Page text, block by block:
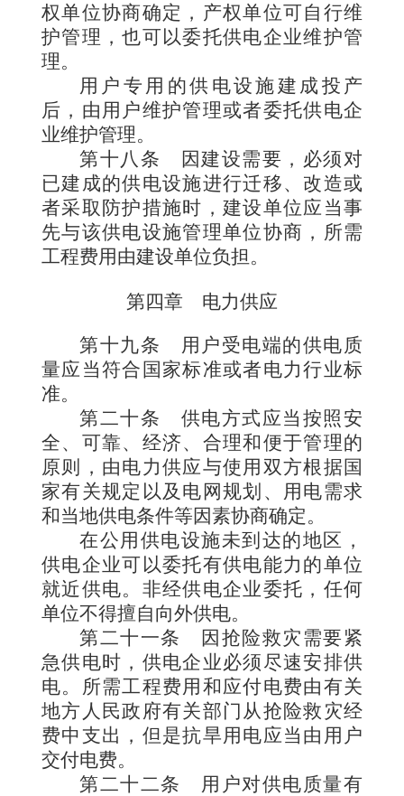
权单位协商确定，产权单位可自行维
护管理，也可以委托供电企业维护管
理。
用户专用的供电设施建成投产
后，由用户维护管理或者委托供电企
业维护管理。
第十八条
因建设需要，必须对
已建成的供电设施进行迁移、改造或
者采取防护措施时，建设单位应当事
先与该供电设施管理单位协商，所需
工程费用由建设单位负担。
第四章 电力供应
第十九条 用户受电端的供电质
量应当符合国家标准或者电力行业标
准。
第二十条 供电方式应当按照安
全、可靠、经济、合理和便于管理的
原则，由电力供应与使用双方根据国
家有关规定以及电网规划、用电需求
和当地供电条件等因素协商确定。
在公用供电设施未到达的地区，
供电企业可以委托有供电能力的单位
就近供电。非经供电企业委托，任何
单位不得擅自向外供电。
第二十一条
因抢险救灾需要紧
急供电时，供电企业必须尽速安排供
电。所需工程费用和应付电费由有关
地方人民政府有关部门从抢险救灾经
费中支出，但是抗旱用电应当由用户
交付电费。
第二十二条 用户对供电质量有